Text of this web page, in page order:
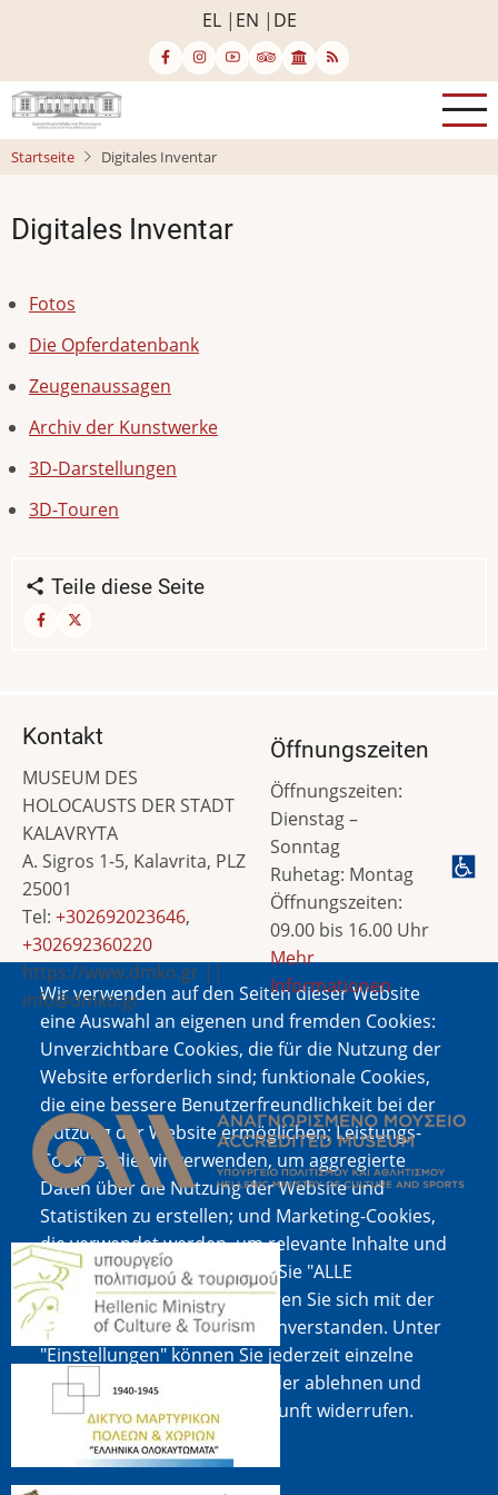
EL EN DE
Startseite Digitales Inventar
Digitales Inventar
Fotos
Die Opferdatenbank
Zeugenaussagen
Archiv der Kunstwerke
3D-Darstellungen
3D-Touren
Teile diese Seite
Wir verwenden auf den Seiten dieser Website
eine Auswahl an eigenen und fremden Cookies:
Unverzichtbare Cookies, die für die Nutzung der
Website erforderlich sind; funktionale Cookies,
die eine bessere Benutzerfreundlichkeit bei der
Nutzung der Website ermöglichen; Leistungs-
Cookies, die wir verwenden, um aggregierte
Daten über die Nutzung der Website und
Statistiken zu erstellen; und Marketing-Cookies,
die verwendet werden, um relevante Inhalte und
Werbung anzuzeigen. Wenn Sie "ALLE
AKZEPTIEREN" wählen, erklären Sie sich mit der
Verwendung aller Cookies einverstanden. Unter
"Einstellungen" können Sie jederzeit einzelne
Cookie-Typen akzeptieren oder ablehnen und
Ihre Zustimmung für die Zukunft widerrufen.
Cookie-Dokumentation
Kontakt
MUSEUM DES
HOLOCAUSTS DER STADT
KALAVRYTA
A. Sigros 1-5, Kalavrita, PLZ
25001
Tel: +302692023646,
+302692360220
https://www.dmko.gr ||
info@dmko.gr
Öffnungszeiten
Öffnungszeiten:
Dienstag –
Sonntag
Ruhetag: Montag
Öffnungszeiten:
09.00 bis 16.00 Uhr
Mehr
Informationen
Bild
Bild